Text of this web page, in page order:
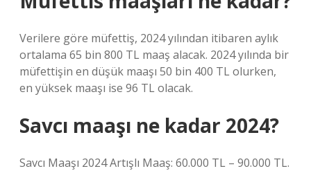
Verilere göre müfettiş, 2024 yılından itibaren aylık
ortalama 65 bin 800 TL maaş alacak. 2024 yılında bir
müfettişin en düşük maaşı 50 bin 400 TL olurken,
en yüksek maaşı ise 96 TL olacak.
Savcı maaşı ne kadar 2024?
Savcı Maaşı 2024 Artışlı Maaş: 60.000 TL – 90.000 TL.